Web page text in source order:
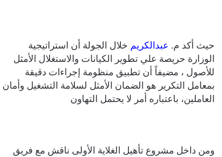
حيث أكد م. عبدالكريم خلال الجولة أن استراتيجية
الوزارة حريصة علي تطوير الكيانات والاستغلال الأمثل
للأصول ، مضيفاً أن تطبيق منظومة إجراءات دقيقة
بمعامل التكرير هو الضمان الأمثل لسلامة التشغيل وأمان
العاملين، باعتباره أمر لا يحتمل التهاون
ومن داخل مشروع تأهيل الغلاية الأولى ناقش مع فريق